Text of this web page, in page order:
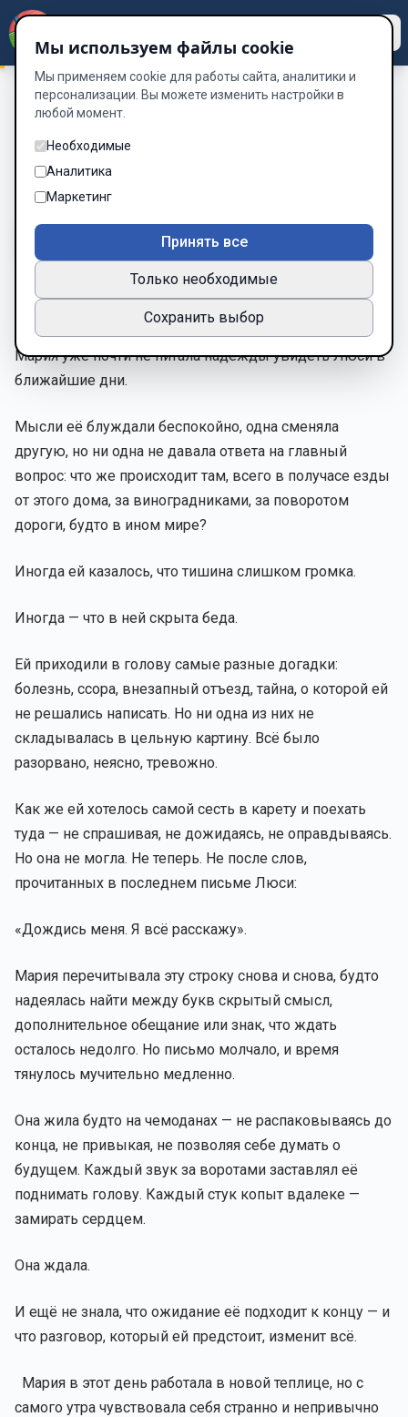
Пока дом хранит молчание 2 часть.
Плохие известия:
Глава 40 из 55
Шрифт
Глава XL
Мария уже почти не питала надежды увидеть Люси в
ближайшие дни.
Мысли её блуждали беспокойно, одна сменяла
другую, но ни одна не давала ответа на главный
вопрос: что же происходит там, всего в получасе езды
от этого дома, за виноградниками, за поворотом
дороги, будто в ином мире?
Иногда ей казалось, что тишина слишком громка.
Иногда — что в ней скрыта беда.
Ей приходили в голову самые разные догадки:
болезнь, ссора, внезапный отъезд, тайна, о которой ей
не решались написать. Но ни одна из них не
складывалась в цельную картину. Всё было
разорвано, неясно, тревожно.
Как же ей хотелось самой сесть в карету и поехать
туда — не спрашивая, не дожидаясь, не оправдываясь.
Но она не могла. Не теперь. Не после слов,
прочитанных в последнем письме Люси:
«Дождись меня. Я всё расскажу».
Мария перечитывала эту строку снова и снова, будто
надеялась найти между букв скрытый смысл,
дополнительное обещание или знак, что ждать
осталось недолго. Но письмо молчало, и время
тянулось мучительно медленно.
Она жила будто на чемоданах — не распаковываясь до
конца, не привыкая, не позволяя себе думать о
будущем. Каждый звук за воротами заставлял её
поднимать голову. Каждый стук копыт вдалеке —
замирать сердцем.
Она ждала.
И ещё не знала, что ожидание её подходит к концу — и
что разговор, который ей предстоит, изменит всё.
Мария в этот день работала в новой теплице, но с
самого утра чувствовала себя странно и непривычно
Мы используем файлы cookie
Мы применяем cookie для работы сайта, аналитики и
персонализации. Вы можете изменить настройки в
любой момент.
Необходимые
Аналитика
Маркетинг
Принять все
Только необходимые
Сохранить выбор